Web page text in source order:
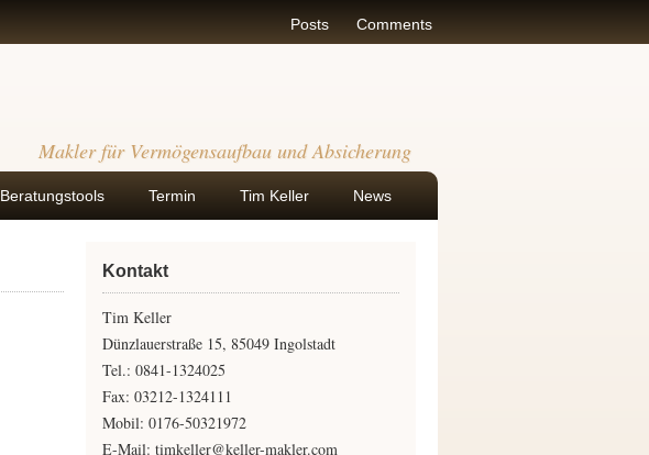
Posts Comments
Makler für Vermögensaufbau und Absicherung
Beratungstools Termin Tim Keller News
Kontakt
Tim Keller
Dünzlauerstraße 15, 85049 Ingolstadt
Tel.: 0841-1324025
Fax: 03212-1324111
Mobil: 0176-50321972
E-Mail: timkeller@keller-makler.com